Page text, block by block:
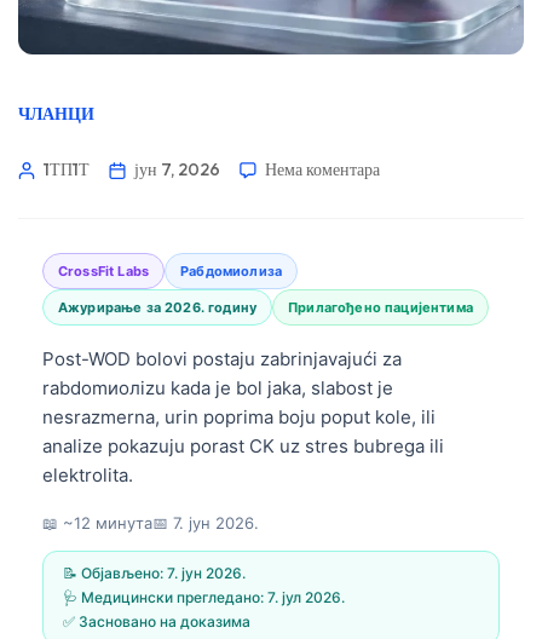
ЧЛАНЦИ
1ТП1Т јун 7, 2026 Нема коментара
CrossFit Labs Рабдомиолиза
Ажурирање за 2026. годину Прилагођено пацијентима
Post-WOD bolovi postaju zabrinjavajući za
rabdomиолizu kada je bol jaka, slabost je
nesrazmerna, urin poprima boju poput kole, ili
analize pokazuju porast CK uz stres bubrega ili
elektrolita.
📖 ~12 минута📅 7. јун 2026.
📝 Објављено: 7. јун 2026.
🩺 Медицински прегледано: 7. јул 2026.
✅ Засновано на доказима